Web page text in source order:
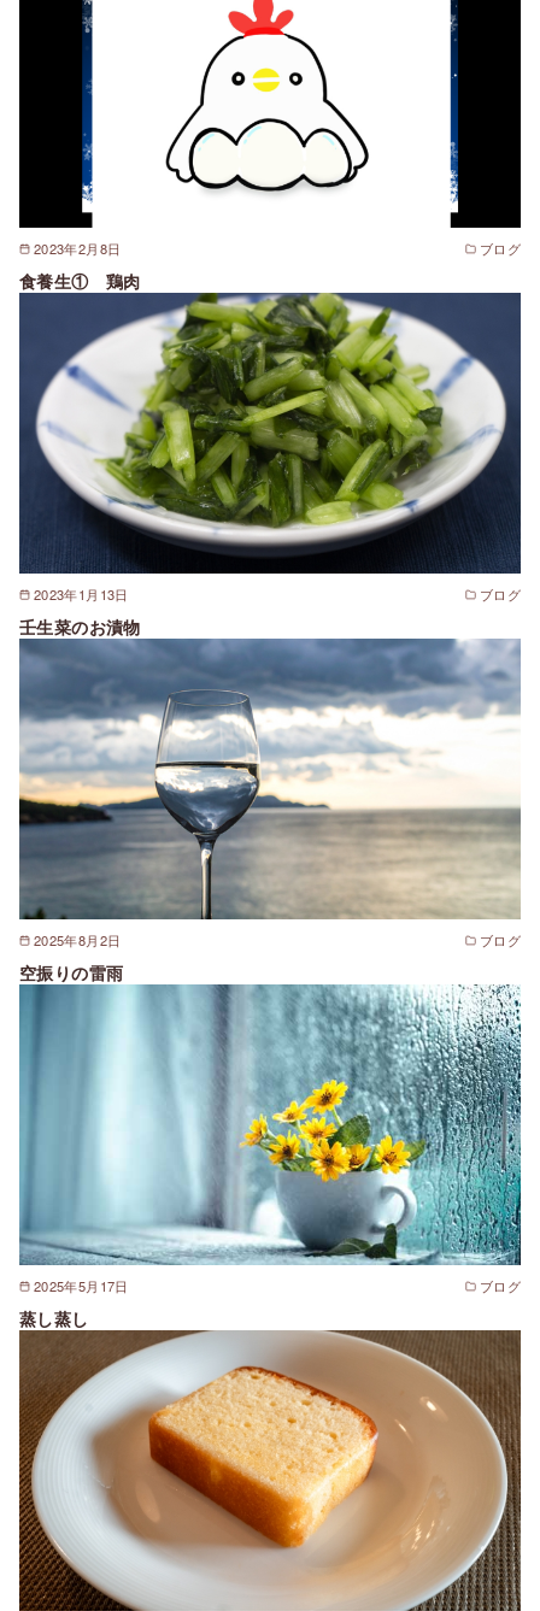
2023年2月8日 ブログ
食養生① 鶏肉
2023年1月13日 ブログ
壬生菜のお漬物
2025年8月2日 ブログ
空振りの雷雨
2025年5月17日 ブログ
蒸し蒸し